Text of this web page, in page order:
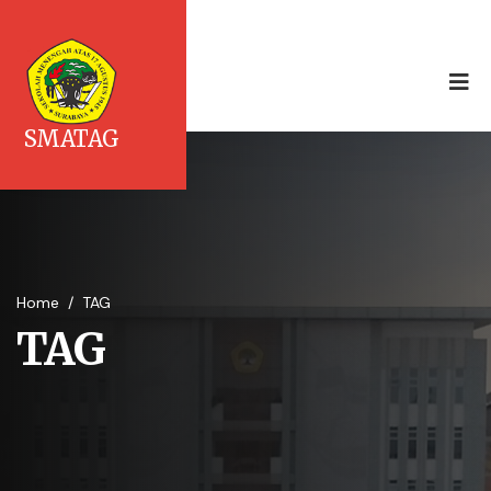
SMATAG
Home / TAG
TAG